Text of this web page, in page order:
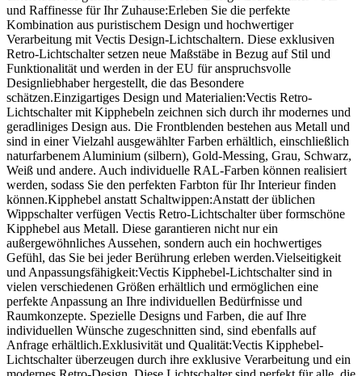
und Raffinesse für Ihr Zuhause:Erleben Sie die perfekte
Kombination aus puristischem Design und hochwertiger
Verarbeitung mit Vectis Design-Lichtschaltern. Diese exklusiven
Retro-Lichtschalter setzen neue Maßstäbe in Bezug auf Stil und
Funktionalität und werden in der EU für anspruchsvolle
Designliebhaber hergestellt, die das Besondere
schätzen.Einzigartiges Design und Materialien:Vectis Retro-
Lichtschalter mit Kipphebeln zeichnen sich durch ihr modernes und
geradliniges Design aus. Die Frontblenden bestehen aus Metall und
sind in einer Vielzahl ausgewählter Farben erhältlich, einschließlich
naturfarbenem Aluminium (silbern), Gold-Messing, Grau, Schwarz,
Weiß und andere. Auch individuelle RAL-Farben können realisiert
werden, sodass Sie den perfekten Farbton für Ihr Interieur finden
können.Kipphebel anstatt Schaltwippen:Anstatt der üblichen
Wippschalter verfügen Vectis Retro-Lichtschalter über formschöne
Kipphebel aus Metall. Diese garantieren nicht nur ein
außergewöhnliches Aussehen, sondern auch ein hochwertiges
Gefühl, das Sie bei jeder Berührung erleben werden.Vielseitigkeit
und Anpassungsfähigkeit:Vectis Kipphebel-Lichtschalter sind in
vielen verschiedenen Größen erhältlich und ermöglichen eine
perfekte Anpassung an Ihre individuellen Bedürfnisse und
Raumkonzepte. Spezielle Designs und Farben, die auf Ihre
individuellen Wünsche zugeschnitten sind, sind ebenfalls auf
Anfrage erhältlich.Exklusivität und Qualität:Vectis Kipphebel-
Lichtschalter überzeugen durch ihre exklusive Verarbeitung und ein